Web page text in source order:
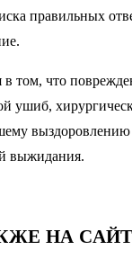
правильных
том, что
ушиб,
выжидания.
НА